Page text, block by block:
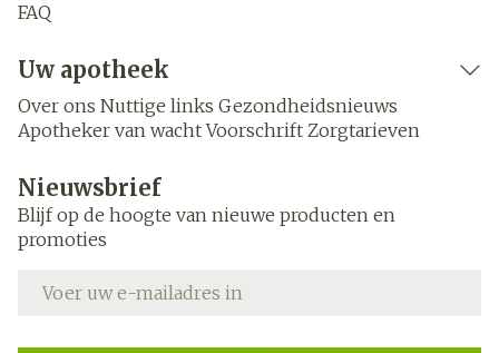
FAQ
Uw apotheek
Over ons Nuttige links Gezondheidsnieuws
Apotheker van wacht Voorschrift Zorgtarieven
Nieuwsbrief
Blijf op de hoogte van nieuwe producten en
promoties